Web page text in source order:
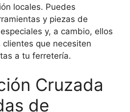
locales. Puedes
y piezas de
y, a cambio, ellos
que necesiten
a tu ferretería.
Cruzada
de